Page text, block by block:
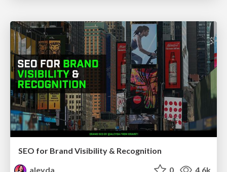
SEO for Brand Visibility & Recognition
aleyda
0 4.6k